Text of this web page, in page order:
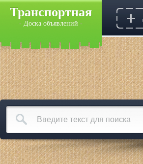
Транспортная
- Доска объявлений -